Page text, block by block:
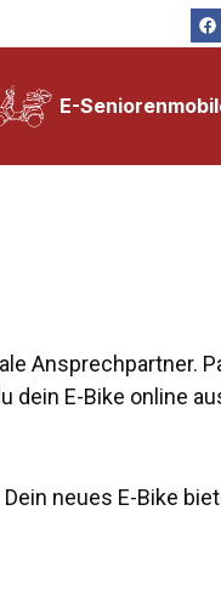
F
a
c
o
o
E-
Ansprechpartner.
dein E-Bike online
neues E-Bike